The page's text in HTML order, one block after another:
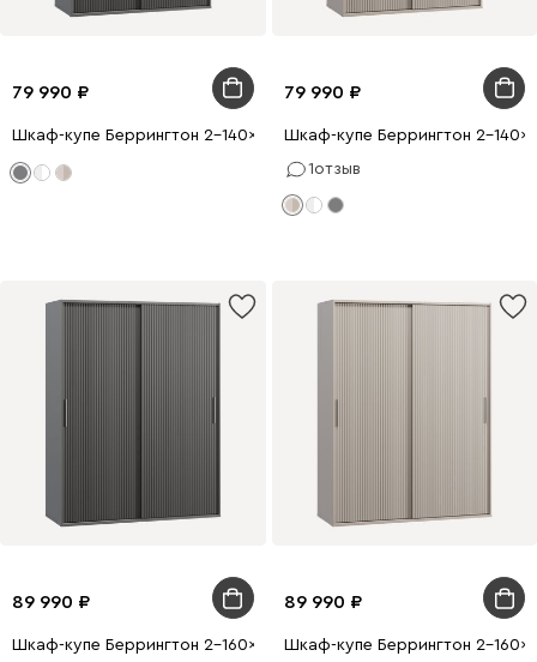
79 990
Шкаф-купе Беррингтон 2-140x210 Графитовый
79 990
Шкаф-купе Беррингтон 2-
1отзыв
89 990
Шкаф-купе Беррингтон 2-160x210 Графитовый
89 990
Шкаф-купе Беррингтон 2-